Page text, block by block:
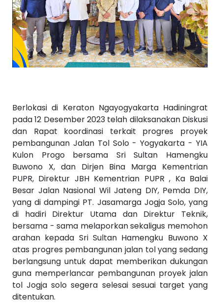
Berlokasi di Keraton Ngayogyakarta Hadiningrat
pada 12 Desember 2023 telah dilaksanakan Diskusi
dan Rapat koordinasi terkait progres proyek
pembangunan Jalan Tol Solo - Yogyakarta - YIA
Kulon Progo bersama Sri Sultan Hamengku
Buwono X, dan Dirjen Bina Marga Kementrian
PUPR, Direktur JBH Kementrian PUPR , Ka Balai
Besar Jalan Nasional Wil Jateng DIY, Pemda DIY,
yang di dampingi PT. Jasamarga Jogja Solo, yang
di hadiri Direktur Utama dan Direktur Teknik,
bersama - sama melaporkan sekaligus memohon
arahan kepada Sri Sultan Hamengku Buwono X
atas progres pembangunan jalan tol yang sedang
berlangsung untuk dapat memberikan dukungan
guna memperlancar pembangunan proyek jalan
tol Jogja solo segera selesai sesuai target yang
ditentukan.